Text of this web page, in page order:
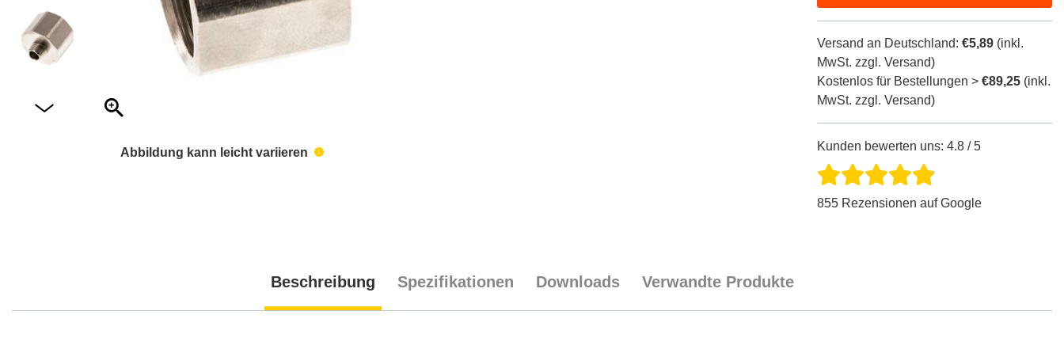
Abbildung kann leicht variieren
Versand an Deutschland:€5,89 (inkl.
MwSt. zzgl. Versand)
Kostenlos für Bestellungen >€89,25 (inkl.
MwSt. zzgl. Versand)
Kunden bewerten uns: 4.8 / 5
855 Rezensionen auf Google
Beschreibung Spezifikationen Downloads Verwandte Produkte